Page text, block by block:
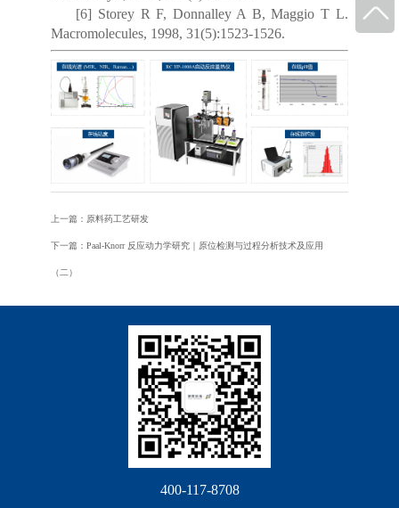
[6] Storey R F, Donnalley A B, Maggio T L.
Macromolecules, 1998, 31(5):1523-1526.
上一篇：原料药工艺研发
下一篇：Paal-Knorr 反应动力学研究｜原位检测与过程分析技术及应用
（二）
400-117-8708